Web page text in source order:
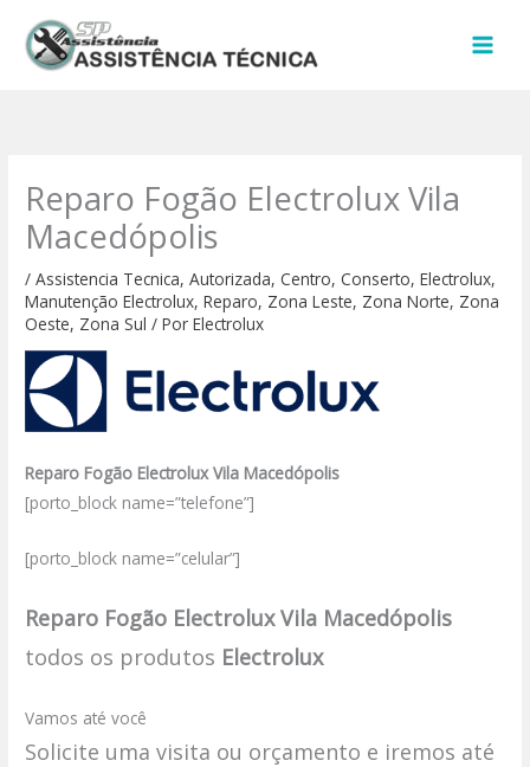
para
Reparo Fogão Electrolux Vila
Macedópolis
/Assistencia Tecnica,Autorizada,Centro,Conserto,Electrolux,
Manutenção Electrolux,Reparo, Zona Leste, Zona Norte, Zona
Oeste, Zona Sul / PorElectrolux
Reparo Fogão Electrolux Vila Macedópolis
[porto_block name=”telefone”]
[porto_block name=”celular”]
Reparo Fogão Electrolux Vila Macedópolis
todos os produtos Electrolux
Vamos até você
Solicite uma visita ou orçamento e iremos até